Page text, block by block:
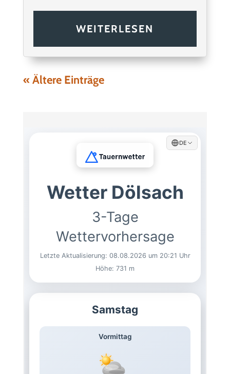
WEITERLESEN
« Ältere Einträge